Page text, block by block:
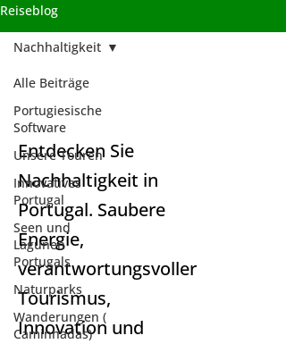
Reiseblog
Alle Beiträge
Portugiesische
Software
Unsere Touren
Innovatives
Portugal
Seen und
Lagunen
Portugals
Naturparks
Wanderungen (
Caminhadas)
Nachhaltigkeit
Nachhaltigkeit
Entdecken Sie
Nachhaltigkeit in
Portugal. Saubere
Energie,
verantwortungsvoller
Tourismus,
Innovation und